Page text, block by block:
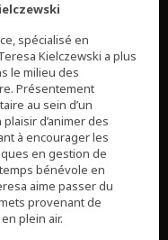
spécialisé en
Kielczewski a plus
le milieu des
Présentement
au sein d’un
d’animer des
à encourager les
en gestion de
bénévole en
aime passer du
provenant de
plein air.